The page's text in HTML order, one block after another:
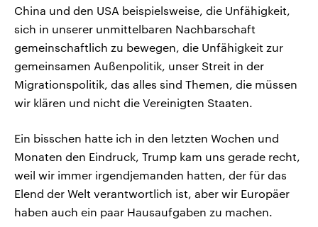
China und den USA beispielsweise, die Unfähigkeit,
sich in unserer unmittelbaren Nachbarschaft
gemeinschaftlich zu bewegen, die Unfähigkeit zur
gemeinsamen Außenpolitik, unser Streit in der
Migrationspolitik, das alles sind Themen, die müssen
wir klären und nicht die Vereinigten Staaten.
Ein bisschen hatte ich in den letzten Wochen und
Monaten den Eindruck, Trump kam uns gerade recht,
weil wir immer irgendjemanden hatten, der für das
Elend der Welt verantwortlich ist, aber wir Europäer
haben auch ein paar Hausaufgaben zu machen.